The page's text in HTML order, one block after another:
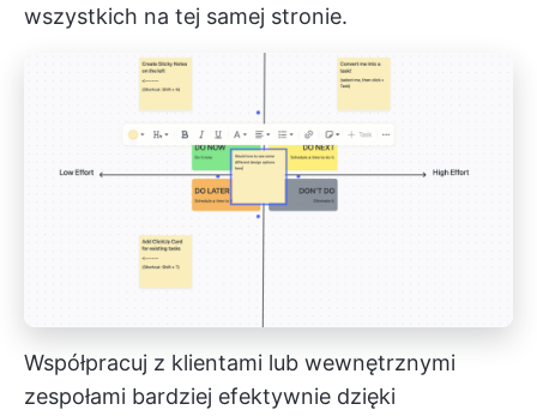
wszystkich na tej samej stronie.
Współpracuj z klientami lub wewnętrznymi
zespołami bardziej efektywnie dzięki